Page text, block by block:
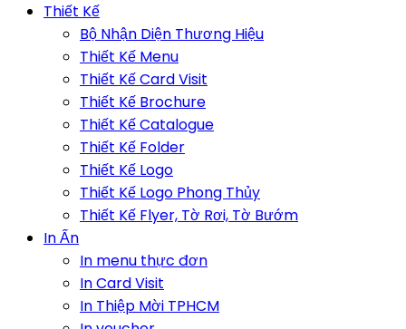
Thiết Kế
Bộ Nhận Diện Thương Hiệu
Thiết Kế Menu
Thiết Kế Card Visit
Thiết Kế Brochure
Thiết Kế Catalogue
Thiết Kế Folder
Thiết Kế Logo
Thiết Kế Logo Phong Thủy
Thiết Kế Flyer, Tờ Rơi, Tờ Bướm
In Ấn
In menu thực đơn
In Card Visit
In Thiệp Mời TPHCM